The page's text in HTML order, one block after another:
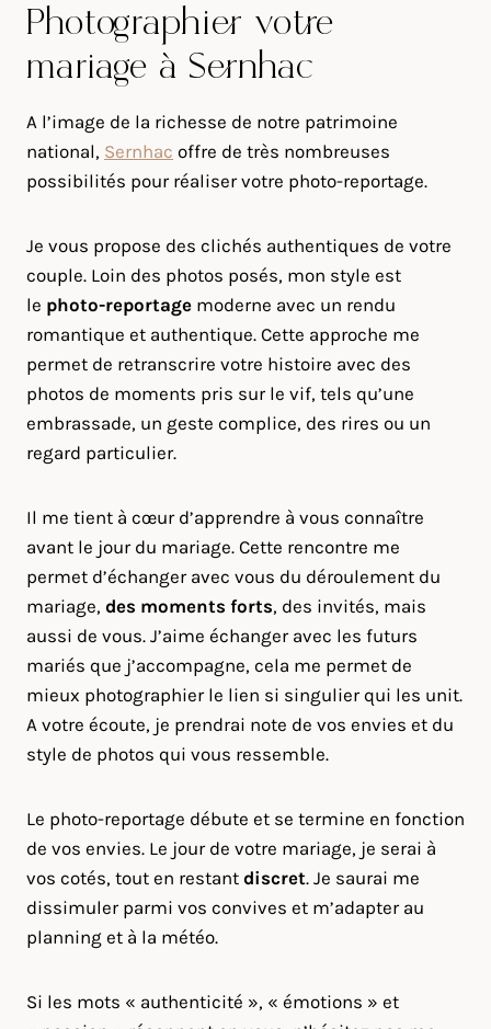
Photographier votre
mariage à Sernhac
A l’image de la richesse de notre patrimoine
national, Sernhac offre de très nombreuses
possibilités pour réaliser votre photo-reportage.
Je vous propose des clichés authentiques de votre
couple. Loin des photos posés, mon style est
le photo-reportage moderne avec un rendu
romantique et authentique. Cette approche me
permet de retranscrire votre histoire avec des
photos de moments pris sur le vif, tels qu’une
embrassade, un geste complice, des rires ou un
regard particulier.
Il me tient à cœur d’apprendre à vous connaître
avant le jour du mariage. Cette rencontre me
permet d’échanger avec vous du déroulement du
mariage, des moments forts, des invités, mais
aussi de vous. J’aime échanger avec les futurs
mariés que j’accompagne, cela me permet de
mieux photographier le lien si singulier qui les unit.
A votre écoute, je prendrai note de vos envies et du
style de photos qui vous ressemble.
Le photo-reportage débute et se termine en fonction
de vos envies. Le jour de votre mariage, je serai à
vos cotés, tout en restant discret. Je saurai me
dissimuler parmi vos convives et m’adapter au
planning et à la météo.
Si les mots « authenticité », « émotions » et